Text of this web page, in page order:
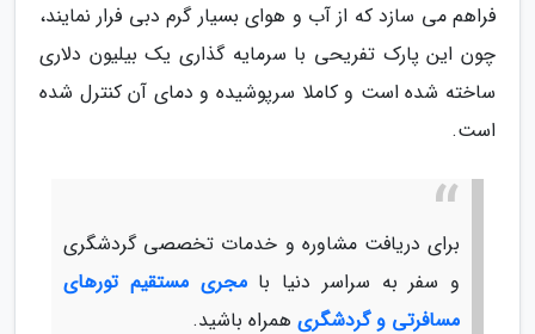
فراهم می سازد که از آب و هوای بسیار گرم دبی فرار نمایند،
چون این پارک تفریحی با سرمایه گذاری یک بیلیون دلاری
ساخته شده است و کاملا سرپوشیده و دمای آن کنترل شده
است.
برای دریافت مشاوره و خدمات تخصصی گردشگری
و سفر به سراسر دنیا بامجری مستقیم تورهای
مسافرتی و گردشگری همراه باشید.